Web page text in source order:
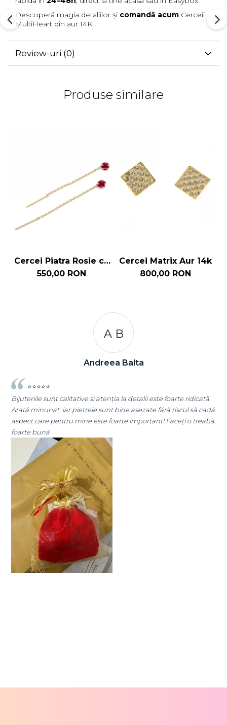
Descoperă magia detaliilor și comandă acum Cerceii
MultiHeart din aur 14K.
Review-uri (0)
Produse similare
Cercei Piatra Rosie cu
Lant Aur 14k
550,00 RON
Cercei Matrix Aur 14k
800,00 RON
foarte ridicată.
fără riscul să cadă
Faceți o treabă
⭐⭐⭐⭐⭐
Super mulțumită!! Sunt superbi cerceii!!!